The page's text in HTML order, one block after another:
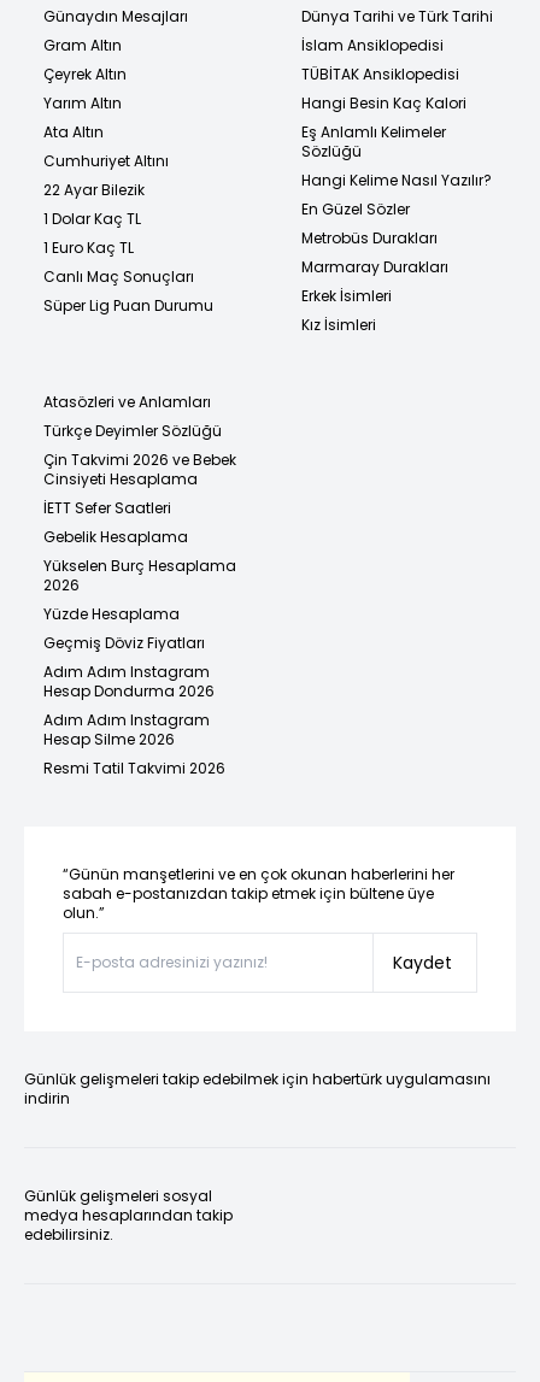
Günaydın Mesajları
Gram Altın
Çeyrek Altın
Yarım Altın
Ata Altın
Cumhuriyet Altını
22 Ayar Bilezik
1 Dolar Kaç TL
1 Euro Kaç TL
Canlı Maç Sonuçları
Süper Lig Puan Durumu
Dünya Tarihi ve Türk Tarihi
İslam Ansiklopedisi
TÜBİTAK Ansiklopedisi
Hangi Besin Kaç Kalori
Eş Anlamlı Kelimeler
Sözlüğü
Hangi Kelime Nasıl Yazılır?
En Güzel Sözler
Metrobüs Durakları
Marmaray Durakları
Erkek İsimleri
Kız İsimleri
Atasözleri ve Anlamları
Türkçe Deyimler Sözlüğü
Çin Takvimi 2026 ve Bebek
Cinsiyeti Hesaplama
İETT Sefer Saatleri
Gebelik Hesaplama
Yükselen Burç Hesaplama
2026
Yüzde Hesaplama
Geçmiş Döviz Fiyatları
Adım Adım Instagram
Hesap Dondurma 2026
Adım Adım Instagram
Hesap Silme 2026
Resmi Tatil Takvimi 2026
“Günün manşetlerini ve en çok okunan haberlerini her
sabah e-postanızdan takip etmek için bültene üye
olun.”
Kaydet
Günlük gelişmeleri takip edebilmek için habertürk uygulamasını
indirin
Günlük gelişmeleri sosyal
medya hesaplarından takip
edebilirsiniz.